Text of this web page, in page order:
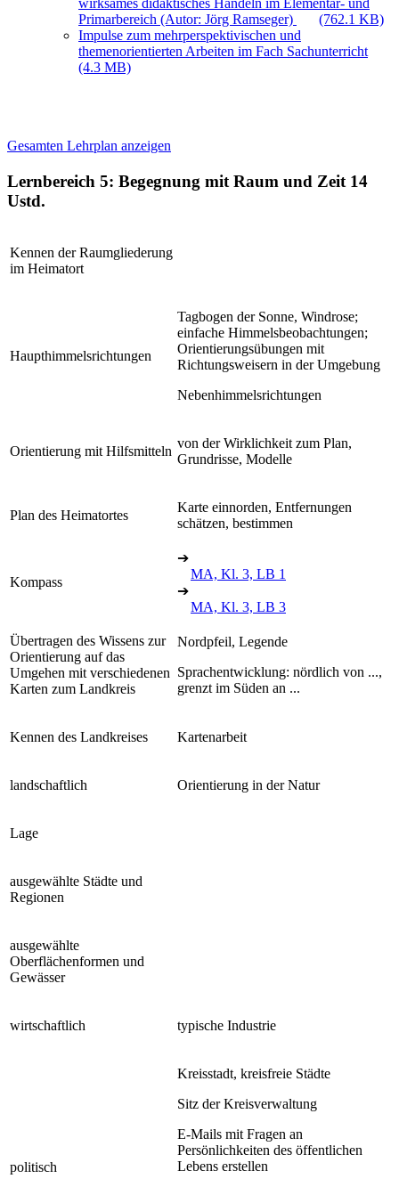
wirksames didaktisches Handeln im Elementar- und
Primarbereich (Autor: Jörg Ramseger)
(762.1 KB)
Impulse zum mehrperspektivischen und
themenorientierten Arbeiten im Fach Sachunterricht
(4.3 MB)
Gesamten Lehrplan anzeigen
Lernbereich 5: Begegnung mit Raum und Zeit 14
Ustd.
Kennen der Raumgliederung
im Heimatort
Haupthimmelsrichtungen
Tagbogen der Sonne, Windrose;
einfache Himmelsbeobachtungen;
Orientierungsübungen mit
Richtungsweisern in der Umgebung
Nebenhimmelsrichtungen
Orientierung mit Hilfsmitteln
von der Wirklichkeit zum Plan,
Grundrisse, Modelle
Plan des Heimatortes
Karte einnorden, Entfernungen
schätzen, bestimmen
Kompass
➔
MA, Kl. 3, LB 1
➔
MA, Kl. 3, LB 3
Übertragen des Wissens zur
Orientierung auf das
Umgehen mit verschiedenen
Karten zum Landkreis
Nordpfeil, Legende
Sprachentwicklung: nördlich von ...,
grenzt im Süden an ...
Kennen des Landkreises Kartenarbeit
landschaftlich Orientierung in der Natur
Lage
ausgewählte Städte und
Regionen
ausgewählte
Oberflächenformen und
Gewässer
wirtschaftlich typische Industrie
politisch
Kreisstadt, kreisfreie Städte
Sitz der Kreisverwaltung
E-Mails mit Fragen an
Persönlichkeiten des öffentlichen
Lebens erstellen